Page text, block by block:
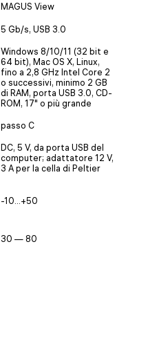
MAGUS View
5 Gb/s, USB 3.0
Windows 8/10/11 (32 bit e
64 bit), Mac OS X, Linux,
fino a 2,8 GHz Intel Core 2
o successivi, minimo 2 GB
di RAM, porta USB 3.0, CD-
ROM, 17" o più grande
passo C
DC, 5 V, da porta USB del
computer; adattatore 12 V,
3 A per la cella di Peltier
-10...+50
30 — 80